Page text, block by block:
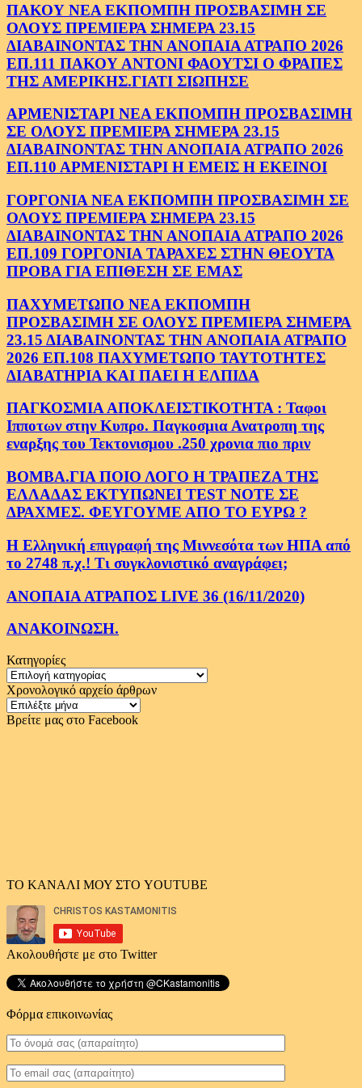
ΠΑΚΟΥ ΝΕΑ ΕΚΠΟΜΠΗ ΠΡΟΣΒΑΣΙΜΗ ΣΕ
ΟΛΟΥΣ ΠΡΕΜΙΕΡΑ ΣΗΜΕΡΑ 23.15
ΔΙΑΒΑΙΝΟΝΤΑΣ ΤΗΝ ΑΝΟΠΑΙΑ ΑΤΡΑΠΟ 2026
ΕΠ.111 ΠΑΚΟΥ ΑΝΤΟΝΙ ΦΑΟΥΤΣΙ Ο ΦΡΑΠΕΣ
ΤΗΣ ΑΜΕΡΙΚΗΣ.ΓΙΑΤΙ ΣΙΩΠΗΣΕ
ΑΡΜΕΝΙΣΤΑΡΙ ΝΕΑ ΕΚΠΟΜΠΗ ΠΡΟΣΒΑΣΙΜΗ
ΣΕ ΟΛΟΥΣ ΠΡΕΜΙΕΡΑ ΣΗΜΕΡΑ 23.15
ΔΙΑΒΑΙΝΟΝΤΑΣ ΤΗΝ ΑΝΟΠΑΙΑ ΑΤΡΑΠΟ 2026
ΕΠ.110 ΑΡΜΕΝΙΣΤΑΡΙ Η ΕΜΕΙΣ Η ΕΚΕΙΝΟΙ
ΓΟΡΓΟΝΙΑ ΝΕΑ ΕΚΠΟΜΠΗ ΠΡΟΣΒΑΣΙΜΗ ΣΕ
ΟΛΟΥΣ ΠΡΕΜΙΕΡΑ ΣΗΜΕΡΑ 23.15
ΔΙΑΒΑΙΝΟΝΤΑΣ ΤΗΝ ΑΝΟΠΑΙΑ ΑΤΡΑΠΟ 2026
ΕΠ.109 ΓΟΡΓΟΝΙΑ ΤΑΡΑΧΕΣ ΣΤΗΝ ΘΕΟΥΤΑ
ΠΡΟΒΑ ΓΙΑ ΕΠΙΘΕΣΗ ΣΕ ΕΜΑΣ
ΠΑΧΥΜΕΤΩΠΟ ΝΕΑ ΕΚΠΟΜΠΗ
ΠΡΟΣΒΑΣΙΜΗ ΣΕ ΟΛΟΥΣ ΠΡΕΜΙΕΡΑ ΣΗΜΕΡΑ
23.15 ΔΙΑΒΑΙΝΟΝΤΑΣ ΤΗΝ ΑΝΟΠΑΙΑ ΑΤΡΑΠΟ
2026 ΕΠ.108 ΠΑΧΥΜΕΤΩΠΟ ΤΑΥΤΟΤΗΤΕΣ
ΔΙΑΒΑΤΗΡΙΑ ΚΑΙ ΠΑΕΙ Η ΕΛΠΙΔΑ
ΠΑΓΚΟΣΜΙΑ ΑΠΟΚΛΕΙΣΤΙΚΟΤΗΤΑ : Ταφοι
Ιπποτων στην Κυπρο. Παγκοσμια Ανατροπη της
εναρξης του Τεκτονισμου .250 χρονια πιο πριν
ΒΟΜΒΑ.ΓΙΑ ΠΟΙΟ ΛΟΓΟ Η ΤΡΑΠΕΖΑ ΤΗΣ
ΕΛΛΑΔΑΣ ΕΚΤΥΠΩΝΕΙ TEST NOTE ΣΕ
ΔΡΑΧΜΕΣ. ΦΕΥΓΟΥΜΕ ΑΠΟ ΤΟ ΕΥΡΩ ?
Η Ελληνική επιγραφή της Μιννεσότα των ΗΠΑ από
το 2748 π.χ.! Τι συγκλονιστικό αναγράφει;
ΑΝΟΠΑΙΑ ΑΤΡΑΠΟΣ LIVE 36 (16/11/2020)
ΑΝΑΚΟΙΝΩΣΗ.
Κατηγορίες
Κατηγορίες
Χρονολογικό αρχείο άρθρων
Χρονολογικό
αρχείο
Βρείτε μας στο Facebook
ΤΟ ΚΑΝΑΛΙ ΜΟΥ ΣΤΟ YOUTUBE
Ακολουθήστε με στο Twitter
Φόρμα επικοινωνίας